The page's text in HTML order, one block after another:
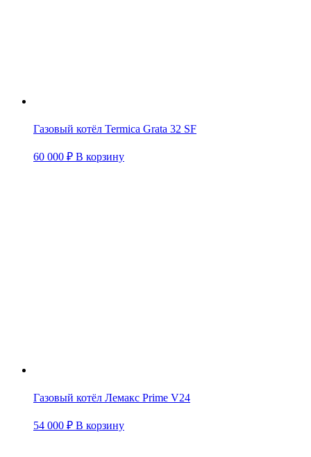
Газовый котёл Termica Grata 32 SF
60 000 ₽ В корзину
Газовый котёл Лемакс Prime V24
54 000 ₽ В корзину